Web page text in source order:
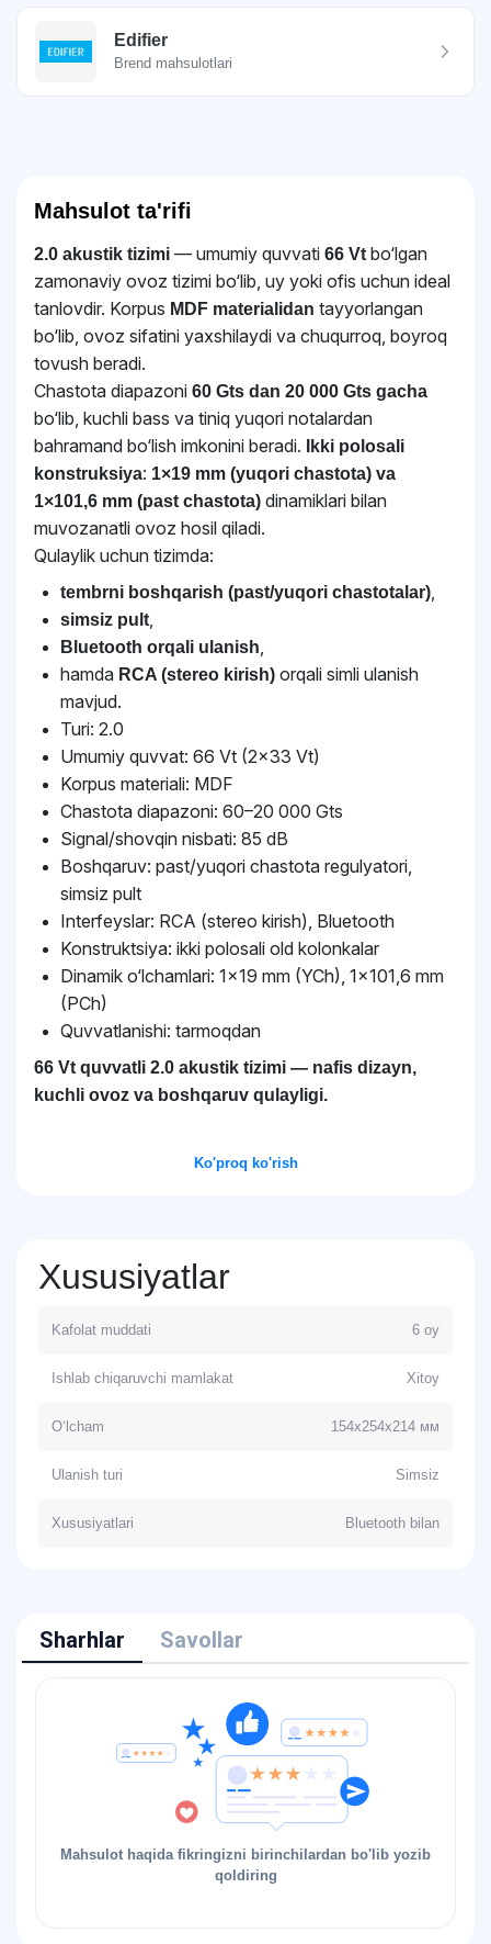
Edifier
Brend mahsulotlari
Mahsulot ta'rifi
2.0 akustik tizimi — umumiy quvvati 66 Vtbo‘lgan
zamonaviy ovoz tizimi bo‘lib, uy yoki ofis uchun ideal
tanlovdir. Korpus MDF materialidan tayyorlangan
bo‘lib, ovoz sifatini yaxshilaydi va chuqurroq, boyroq
tovush beradi.
Chastota diapazoni 60 Gts dan 20 000 Gts gacha
bo‘lib, kuchli bass va tiniq yuqori notalardan
bahramand bo‘lish imkonini beradi.
Ikki polosali
konstruksiya: 1×19 mm (yuqori chastota) va
1×101,6 mm (past chastota) dinamiklari bilan
muvozanatli ovoz hosil qiladi.
Qulaylik uchun tizimda:
tembrni boshqarish (past/yuqori chastotalar),
simsiz pult,
Bluetooth orqali ulanish,
hamda RCA (stereo kirish) orqali simli ulanish
mavjud.
Turi: 2.0
Umumiy quvvat: 66 Vt (2×33 Vt)
Korpus materiali: MDF
Chastota diapazoni: 60–20 000 Gts
Signal/shovqin nisbati: 85 dB
Boshqaruv: past/yuqori chastota regulyatori,
simsiz pult
Interfeyslar: RCA (stereo kirish), Bluetooth
Konstruktsiya: ikki polosali old kolonkalar
Dinamik o‘lchamlari: 1×19 mm (YCh), 1×101,6 mm
(PCh)
Quvvatlanishi: tarmoqdan
66 Vt quvvatli 2.0 akustik tizimi — nafis dizayn,
kuchli ovoz va boshqaruv qulayligi.
Ko'proq ko'rish
Xususiyatlar
Kafolat muddati 6 oy
Ishlab chiqaruvchi mamlakat Xitoy
O‘lcham 154x254x214 мм
Ulanish turi Simsiz
Xususiyatlari Bluetooth bilan
Sharhlar Savollar
Mahsulot haqida fikringizni birinchilardan bo'lib yozib
qoldiring